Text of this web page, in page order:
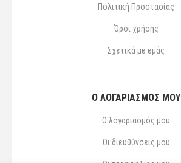
Πολιτική Προστασίας
Όροι χρήσης
Σχετικά με εμάς
Ο ΛΟΓΑΡΙΑΣΜΌΣ ΜΟΥ
Ο λογαριασμός μου
Οι διευθύνσεις μου